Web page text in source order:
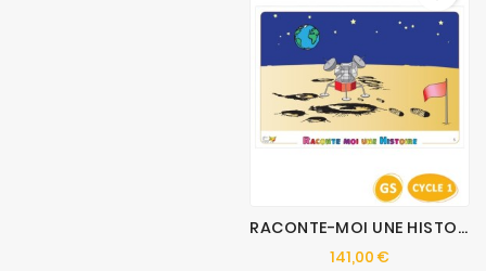
RACONTE-MOI UNE HISTOIRE
141,00 €Prix